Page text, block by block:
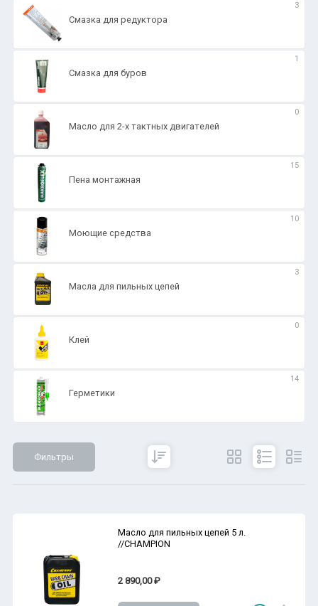
Смазка для редуктора
3
Смазка для буров
1
Масло для 2-х тактных двигателей
0
Пена монтажная
15
Моющие средства
10
Масла для пильных цепей
3
Клей
0
Герметики
14
Фильтры
Масло для пильных цепей 5 л.
//CHAMPION
2 890,00 ₽